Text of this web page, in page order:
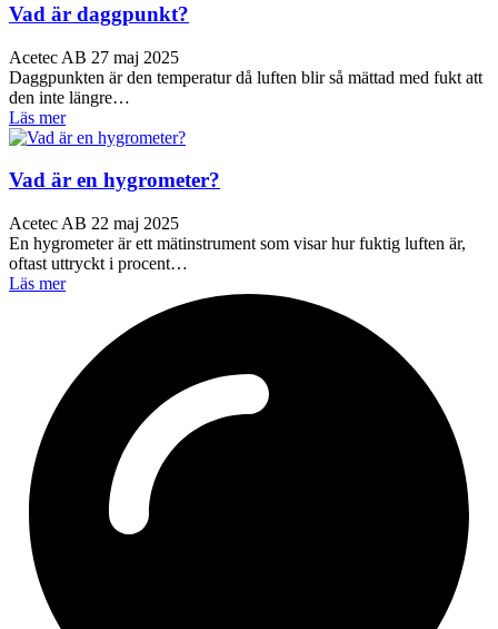
Vad är daggpunkt?
Acetec AB 27 maj 2025
Daggpunkten är den temperatur då luften blir så mättad med fukt att
den inte längre…
Läs mer
Vad är en hygrometer?
Acetec AB 22 maj 2025
En hygrometer är ett mätinstrument som visar hur fuktig luften är,
oftast uttryckt i procent…
Läs mer